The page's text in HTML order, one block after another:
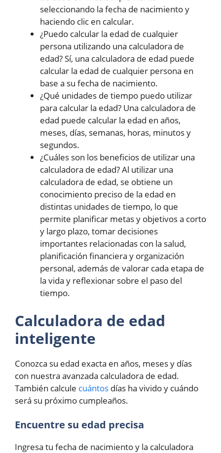
seleccionando la fecha de nacimiento y
haciendo clic en calcular.
¿Puedo calcular la edad de cualquier
persona utilizando una calculadora de
edad? Sí, una calculadora de edad puede
calcular la edad de cualquier persona en
base a su fecha de nacimiento.
¿Qué unidades de tiempo puedo utilizar
para calcular la edad? Una calculadora de
edad puede calcular la edad en años,
meses, días, semanas, horas, minutos y
segundos.
¿Cuáles son los beneficios de utilizar una
calculadora de edad? Al utilizar una
calculadora de edad, se obtiene un
conocimiento preciso de la edad en
distintas unidades de tiempo, lo que
permite planificar metas y objetivos a corto
y largo plazo, tomar decisiones
importantes relacionadas con la salud,
planificación financiera y organización
personal, además de valorar cada etapa de
la vida y reflexionar sobre el paso del
tiempo.
Calculadora de edad
inteligente
Conozca su edad exacta en años, meses y días
con nuestra avanzada calculadora de edad.
También calcule cuántos días ha vivido y cuándo
será su próximo cumpleaños.
Encuentre su edad precisa
Ingresa tu fecha de nacimiento y la calculadora